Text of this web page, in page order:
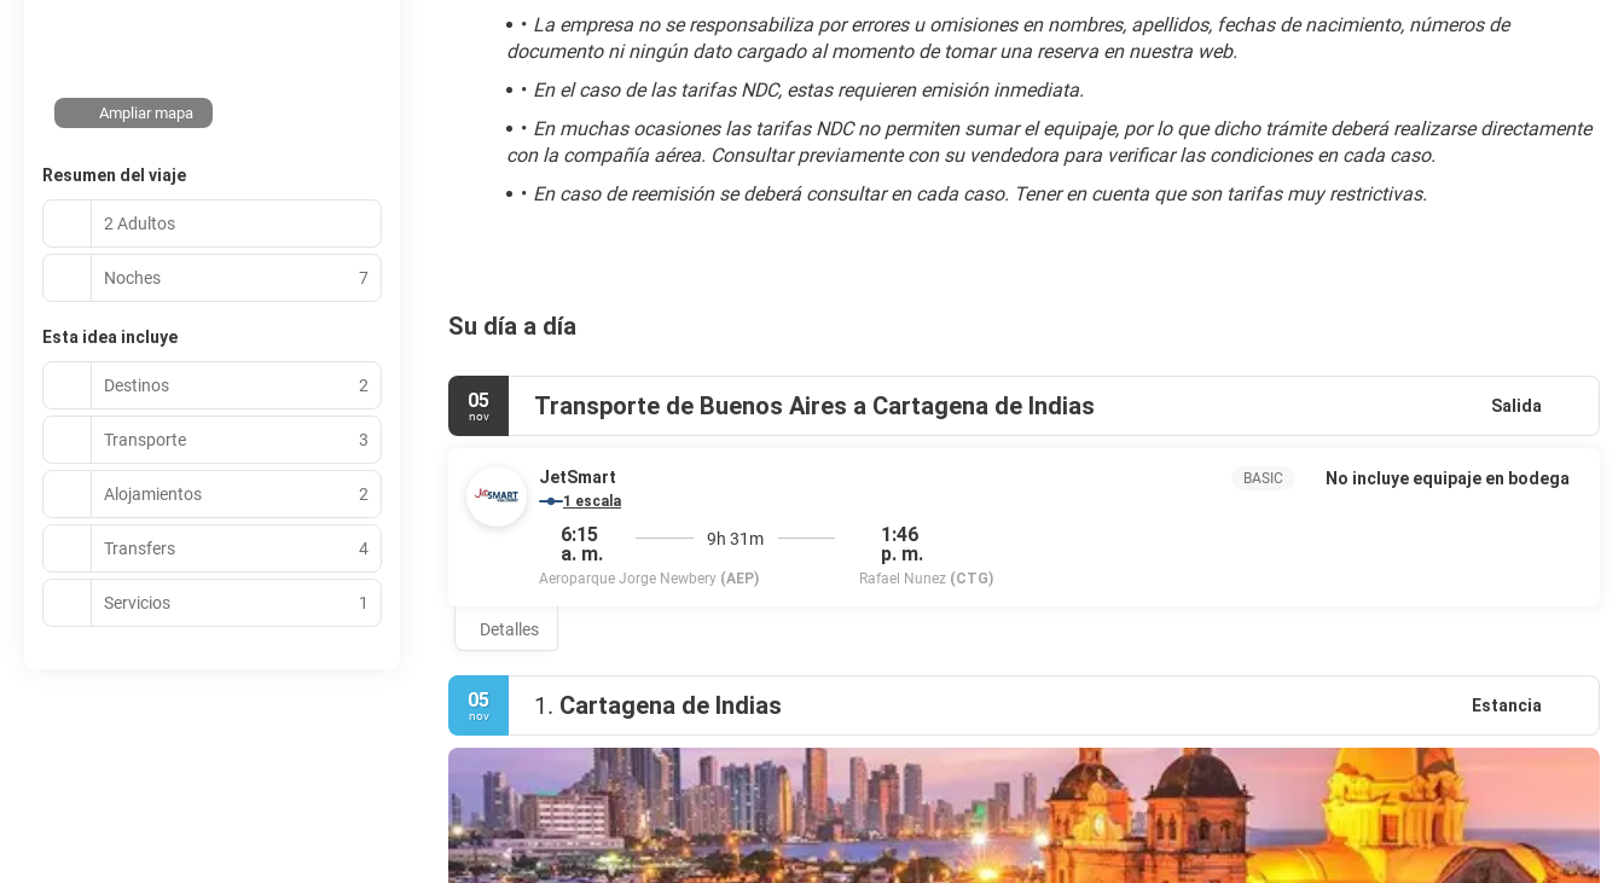
La empresa no se responsabiliza por errores u omisiones en nombres, apellidos, fechas de nacimiento, números de
documento ni ningún dato cargado al momento de tomar una reserva en nuestra web.
En el caso de las tarifas NDC, estas requieren emisión inmediata.
En muchas ocasiones las tarifas NDC no permiten sumar el equipaje, por lo que dicho trámite deberá realizarse directamente
con la compañía aérea. Consultar previamente con su vendedora para verificar las condiciones en cada caso.
En caso de reemisión se deberá consultar en cada caso. Tener en cuenta que son tarifas muy restrictivas.
Su día a día
05
nov Transporte de Buenos Aires a Cartagena de Indias Salida
JetSmart
1 escala
6:15
a. m.
Aeroparque Jorge Newbery (AEP)
9h 31m
1:46
p. m.
Rafael Nunez (CTG)
BASIC No incluye equipaje en bodega
Detalles
05
nov 1. Cartagena de Indias Estancia
Ampliar mapa
Resumen del viaje
2 Adultos
Noches 7
Esta idea incluye
Destinos 2
Transporte 3
Alojamientos 2
Transfers 4
Servicios 1